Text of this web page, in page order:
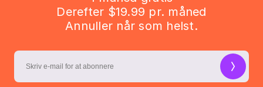
Derefter $19.99 pr. måned
Annuller når som helst.